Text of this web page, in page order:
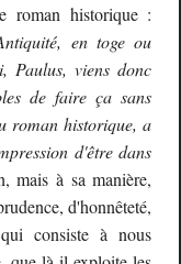
roman historique :
en toge ou
Paulus, viens donc
de faire ça sans
roman historique, a
d'être dans
à sa manière,
d'honnêteté,
consiste à nous